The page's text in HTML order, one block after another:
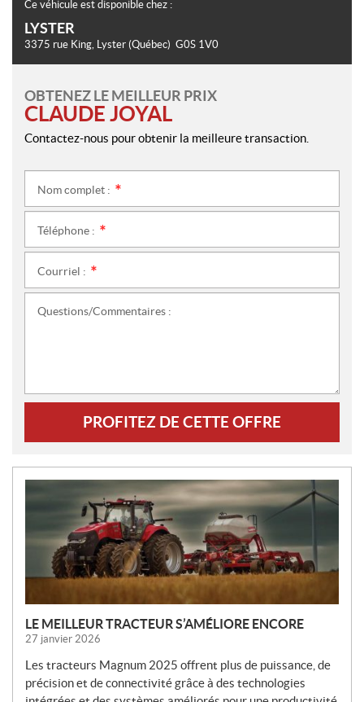
Ce véhicule est disponible chez :
LYSTER
3375 rue King, Lyster (Québec) G0S 1V0
OBTENEZ LE MEILLEUR PRIX
CLAUDE JOYAL
Contactez-nous pour obtenir la meilleure transaction.
Nom complet :
Téléphone :
Courriel :
Questions/Commentaires :
PROFITEZ DE CETTE OFFRE
N
O
V
L
L
E
S
LE MEILLEUR TRACTEUR S’AMÉLIORE ENCORE
27 janvier 2026
Les tracteurs Magnum 2025 offrent plus de puissance, de
précision et de connectivité grâce à des technologies